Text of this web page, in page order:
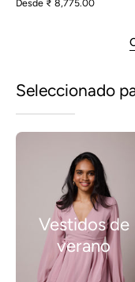
Desde ₹ 8,775.00
Seleccionado
Vestidos de
verano